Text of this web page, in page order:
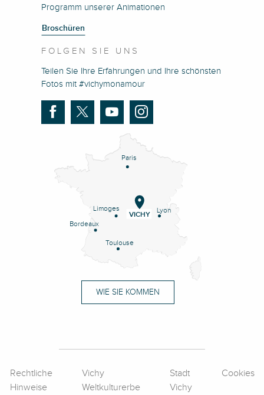
Programm unserer Animationen
Broschüren
FOLGEN SIE UNS
Teilen Sie Ihre Erfahrungen und Ihre schönsten
Fotos mit #vichymonamour
Paris
Lyon
Limoges
Bordeaux
Toulouse
VICHY
WIE SIE KOMMEN
Rechtliche
Hinweise
Vichy
Weltkulturerbe
Stadt
Vichy
Cookies